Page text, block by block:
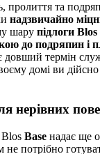
пролиття та
надзвичайно
шару підлоги
до подряпин і
довший термін
домі ви
нерівних
Base надає ще
не потрібно